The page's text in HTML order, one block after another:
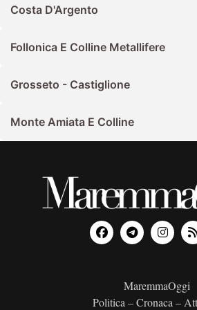
Costa D'Argento
Follonica E Colline Metallifere
Grosseto - Castiglione
Monte Amiata E Colline
MaremmaOggi
Politica – Cronaca –